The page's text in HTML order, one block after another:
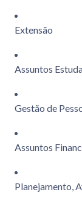
Extensão
Assuntos
Gestão de
Assuntos
Planejamento,